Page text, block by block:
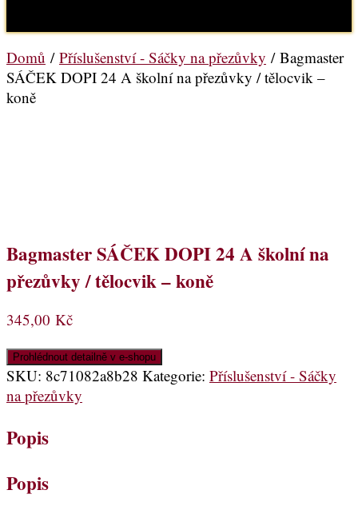
Domů / Příslušenství - Sáčky na přezůvky / Bagmaster
SÁČEK DOPI 24 A školní na přezůvky / tělocvik –
koně
Bagmaster SÁČEK DOPI 24 A školní na
přezůvky / tělocvik – koně
345,00 Kč
Prohlédnout detailně v e-shopu
SKU: 8c71082a8b28 Kategorie: Příslušenství - Sáčky
na přezůvky
Popis
Popis